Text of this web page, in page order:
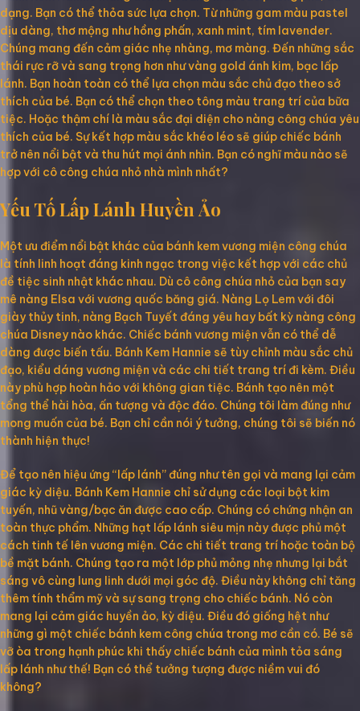
dạng. Bạn có thể thỏa sức lựa chọn. Từ những gam màu pastel
dịu dàng, thơ mộng như hồng phấn, xanh mint, tím lavender.
Chúng mang đến cảm giác nhẹ nhàng, mơ màng. Đến những sắc
thái rực rỡ và sang trọng hơn như vàng gold ánh kim, bạc lấp
lánh. Bạn hoàn toàn có thể lựa chọn màu sắc chủ đạo theo sở
thích của bé. Bạn có thể chọn theo tông màu trang trí của bữa
tiệc. Hoặc thậm chí là màu sắc đại diện cho nàng công chúa yêu
thích của bé. Sự kết hợp màu sắc khéo léo sẽ giúp chiếc bánh
trở nên nổi bật và thu hút mọi ánh nhìn. Bạn có nghĩ màu nào sẽ
hợp với cô công chúa nhỏ nhà mình nhất?
Yếu Tố Lấp Lánh Huyền Ảo
Một ưu điểm nổi bật khác của bánh kem vương miện công chúa
là tính linh hoạt đáng kinh ngạc trong việc kết hợp với các chủ
đề tiệc sinh nhật khác nhau. Dù cô công chúa nhỏ của bạn say
mê nàng Elsa với vương quốc băng giá. Nàng Lọ Lem với đôi
giày thủy tinh, nàng Bạch Tuyết đáng yêu hay bất kỳ nàng công
chúa Disney nào khác. Chiếc bánh vương miện vẫn có thể dễ
dàng được biến tấu. Bánh Kem Hannie sẽ tùy chỉnh màu sắc chủ
đạo, kiểu dáng vương miện và các chi tiết trang trí đi kèm. Điều
này phù hợp hoàn hảo với không gian tiệc. Bánh tạo nên một
tổng thể hài hòa, ấn tượng và độc đáo. Chúng tôi làm đúng như
mong muốn của bé. Bạn chỉ cần nói ý tưởng, chúng tôi sẽ biến nó
thành hiện thực!
Để tạo nên hiệu ứng “lấp lánh” đúng như tên gọi và mang lại cảm
giác kỳ diệu. Bánh Kem Hannie chỉ sử dụng các loại bột kim
tuyến, nhũ vàng/bạc ăn được cao cấp. Chúng có chứng nhận an
toàn thực phẩm. Những hạt lấp lánh siêu mịn này được phủ một
cách tinh tế lên vương miện. Các chi tiết trang trí hoặc toàn bộ
bề mặt bánh. Chúng tạo ra một lớp phủ mỏng nhẹ nhưng lại bắt
sáng vô cùng lung linh dưới mọi góc độ. Điều này không chỉ tăng
thêm tính thẩm mỹ và sự sang trọng cho chiếc bánh. Nó còn
mang lại cảm giác huyền ảo, kỳ diệu. Điều đó giống hệt như
những gì một chiếc bánh kem công chúa trong mơ cần có. Bé sẽ
vỡ òa trong hạnh phúc khi thấy chiếc bánh của mình tỏa sáng
lấp lánh như thế! Bạn có thể tưởng tượng được niềm vui đó
không?